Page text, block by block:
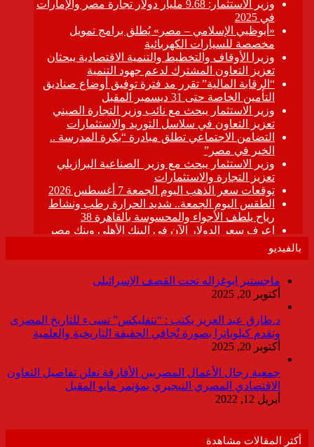
بالفيديو
ماجستير ابوغزاله تحت القصف الإسرائيلى
أكتوبر 20, 2025
د.طارق عبد العزيز يكتب : “نتفليكس” تسىء للتاريخ المصرى
وتقدم كيلوباترا بصورة تُجافي الحقيقة التاريخية والعلمية
أكتوبر 20, 2025
جمعية رجال الأعمال المصريين الأفارقة تعلن تفاصيل التعاون
الاقتصادي المصري النيجيري بمؤتمر مايو المقبل
أبريل 12, 2022
أكثر المقالات مشاهدة